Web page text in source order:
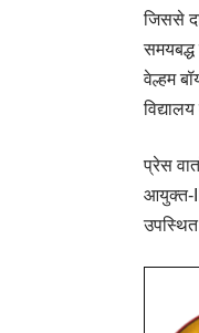
जिससे
समयबद्ध
वेल्हम
प्रेस
आयुक्त-II